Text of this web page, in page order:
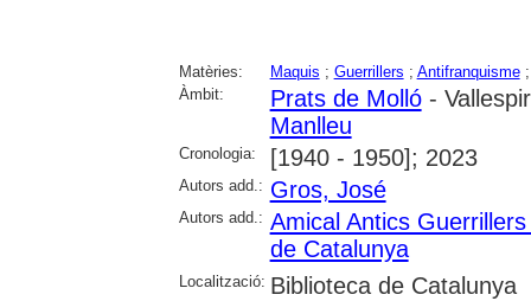
Matèries: Maquis ; Guerrillers ; Antifranquisme
Àmbit:
Prats de Molló-
Manlleu
Cronologia: [1940 - 1950]; 2023
Autors add.: Gros, José
Autors add.: Amical Antics
de Catalunya
Localització: Biblioteca de Catalunya